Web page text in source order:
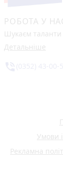
РОБОТА У
Шукаєм таланти
Детальніше
Умови
Рекламна